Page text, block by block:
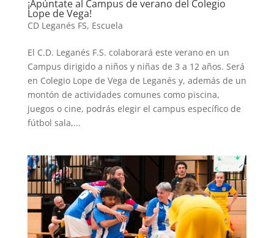
¡Apúntate al Campus de verano del Colegio
Lope de Vega!
CD Leganés FS, Escuela
El C.D. Leganés F.S. colaborará este verano en un
Campus dirigido a niños y niñas de 3 a 12 años. Será
en Colegio Lope de Vega de Leganés y, además de un
montón de actividades comunes como piscina,
juegos o cine, podrás elegir el campus específico de
fútbol sala,...